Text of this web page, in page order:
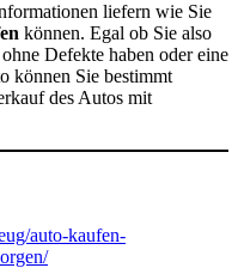
liefern wie Sie
können. Egal ob Sie also
Defekte haben oder eine
können Sie bestimmt
des Autos mit
auto-kaufen-